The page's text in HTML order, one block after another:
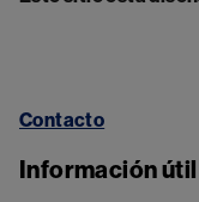
Contacto
Información útil